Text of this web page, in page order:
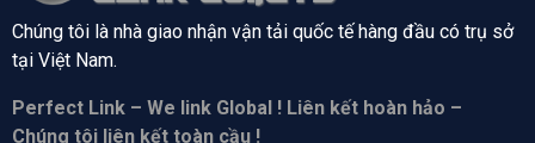
Chúng tôi là nhà giao nhận vận tải quốc tế hàng đầu có trụ sở
tại Việt Nam.
Perfect Link – We link Global ! Liên kết hoàn hảo –
Chúng tôi liên kết toàn cầu !